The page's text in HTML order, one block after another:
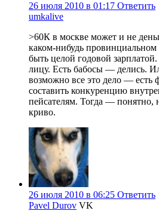
26 июля 2010 в 01:17 Ответить
umkalive
>60К в москве может и не
каком-нибудь провинциальном
быть целой годовой
лицу. Есть бабосы — делись.
возможно все это дело — есть
составить конкуренцию
пейсателям. Тогда — понятно,
криво.
26 июля 2010 в 06:25 Ответить
Pavel Durov VK